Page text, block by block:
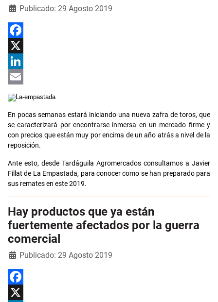
DetallesPublicado: 29 Agosto 2019
Facebook
X
LinkedIn
Email
En pocas semanas estará iniciando una nueva zafra de toros, que
se caracterizará por encontrarse inmersa en un mercado firme y
con precios que están muy por encima de un año atrás a nivel de la
reposición.
Ante esto, desde Tardáguila Agromercados consultamos a Javier
Fillat de La Empastada, para conocer como se han preparado para
sus remates en este 2019.
Hay productos que ya están
fuertemente afectados por la guerra
comercial
DetallesPublicado: 29 Agosto 2019
Facebook